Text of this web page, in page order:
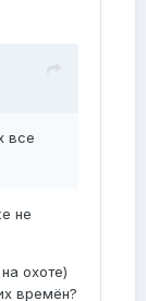
все
не
охоте)
времён?